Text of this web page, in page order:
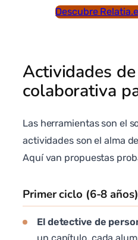
Descubre
Actividades
colaborativa
Las herramientas son el
actividades son el alma
Aquí van propuestas
Primer ciclo (6-8 años)
El detective de
un capítulo, cada